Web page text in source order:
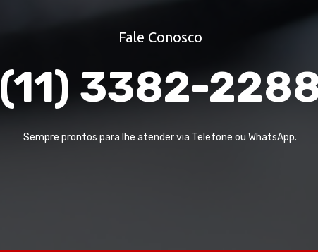
Fale Conosco
(11) 3382-
Sempre prontos para lhe atender via Telefone ou WhatsApp.